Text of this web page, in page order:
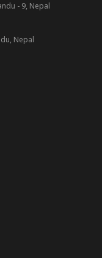
- 9, Nepal
Nepal